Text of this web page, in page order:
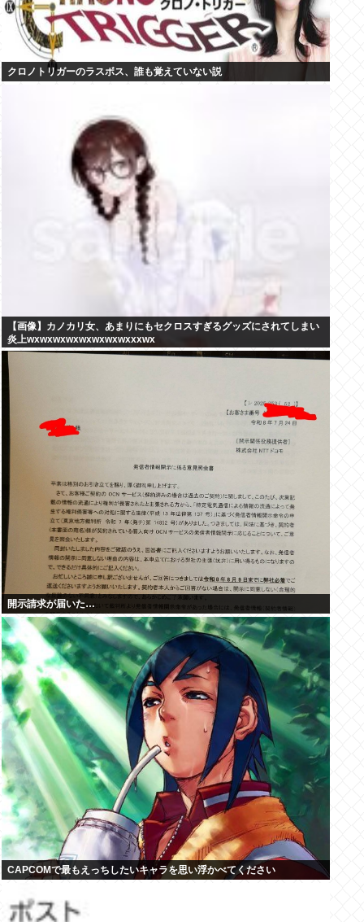
クロノトリガーのラスボス、誰も覚えていない説
【画像】カノカリ女、あまりにもセクロスすぎるグッズにされてしまい
炎上wxwxwxwxwxwxwxwxxxwx
開示請求が届いた…
CAPCOMで最もえっちしたいキャラを思い浮かべてください